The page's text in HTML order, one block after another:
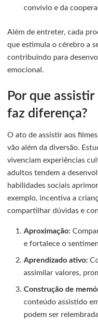
convívio e da
Além de entreter, cada
que estimula o cérebro a
contribuindo para
emocional.
Por que
faz diferença?
O ato de assistir aos
vão além da diversão.
vivenciam experiências
adultos tendem a
habilidades sociais
exemplo, incentiva a
compartilhar dúvidas e
Aproximação:
e fortalece o
Aprendizado ativo:
assimilar valores,
Construção de
conteúdo assistido
podem ser